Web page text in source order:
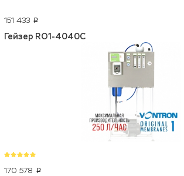
151 433 p
Гейзер RO1-4040C
170 578 p